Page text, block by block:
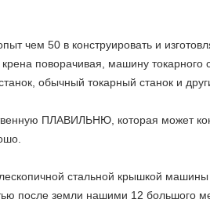
чем 50 в конструировать и
крена поворачивая, машину токарного
обычный токарный станок и
ПЛАВИЛЬНЮ, которая может
стальной крышкой машины
после земли нашими 12 большого